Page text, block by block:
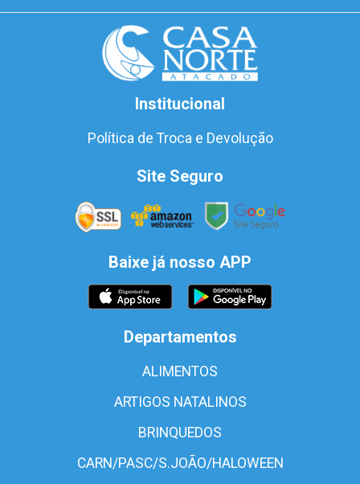
Institucional
Política de Troca e Devolução
Site Seguro
Baixe já nosso APP
Departamentos
ALIMENTOS
ARTIGOS NATALINOS
BRINQUEDOS
CARN/PASC/S.JOÃO/HALOWEEN